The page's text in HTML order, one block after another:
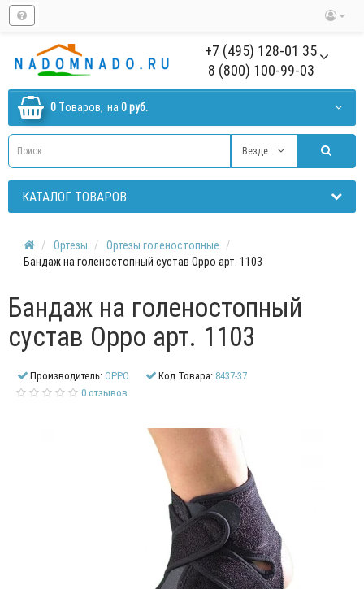
+7 (495) 128-01 35
8 (800) 100-99-03
0 Tоваров, на 0 руб.
Везде
КАТАЛОГ ТОВАРОВ
Ортезы
Ортезы голеностопные
Бандаж на голеностопный сустав Oppo арт. 1103
Бандаж на голеностопный
сустав Oppo арт. 1103
Производитель:OPPO Код Товара: 8437-37
0 отзывов